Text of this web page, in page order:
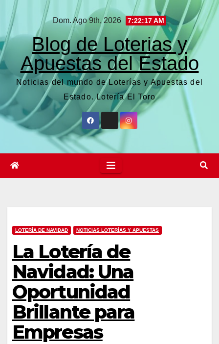
Saltar
contenido
Dom. Ago 9th, 2026 7:22:18 AM
Blog de Loterias y
Apuestas del Estado
Noticias del mundo de Loterías y Apuestas del
Estado. Lotería El Toro
LOTERÍA DE NAVIDAD NOTICIAS LOTERÍAS Y APUESTAS
La Lotería de
Navidad: Una
Oportunidad
Brillante para
Empresas